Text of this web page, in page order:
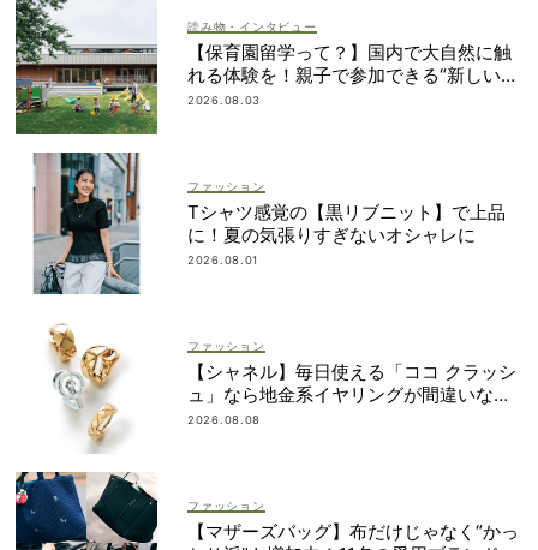
読み物・インタビュー
【保育園留学って？】国内で大自然に触
れる体験を！親子で参加できる“新しい選
択肢”
2026.08.03
ファッション
Tシャツ感覚の【黒リブニット】で上品
に！夏の気張りすぎないオシャレに
2026.08.01
ファッション
【シャネル】毎日使える「ココ クラッシ
ュ」なら地金系イヤリングが間違いな
い！
2026.08.08
ファッション
【マザーズバッグ】布だけじゃなく“かっ